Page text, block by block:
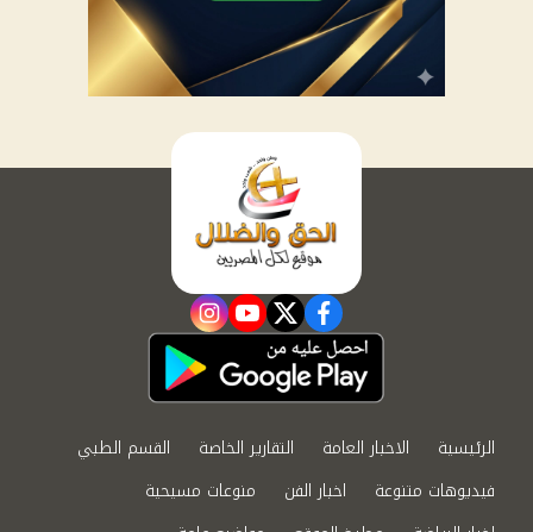
facebook
twitter
youtube
instagram
الرئيسية الاخبار العامة التقارير الخاصة
القسم الطبي
فيديوهات متنوعة
اخبار الفن
منوعات مسيحية